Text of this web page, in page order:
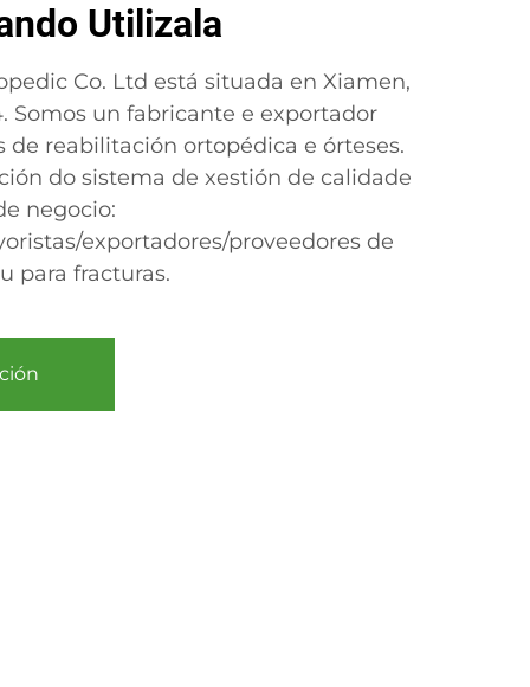
Utilizala
Co. Ltd está situada en Xiamen,
Somos un fabricante e exportador
de reabilitación ortopédica e órteses.
do sistema de xestión de calidade
negocio:
exportadores/proveedores de
para fracturas.